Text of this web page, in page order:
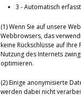
3 - Automatisch
(1) Wenn Sie auf unsere
Webbrowsers, das
keine Rückschlüsse auf
Nutzung des Internets
optimieren.
(2) Einige anonymisierte
werden dabei nicht